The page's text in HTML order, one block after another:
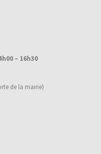
– 16h30
de la mairie)